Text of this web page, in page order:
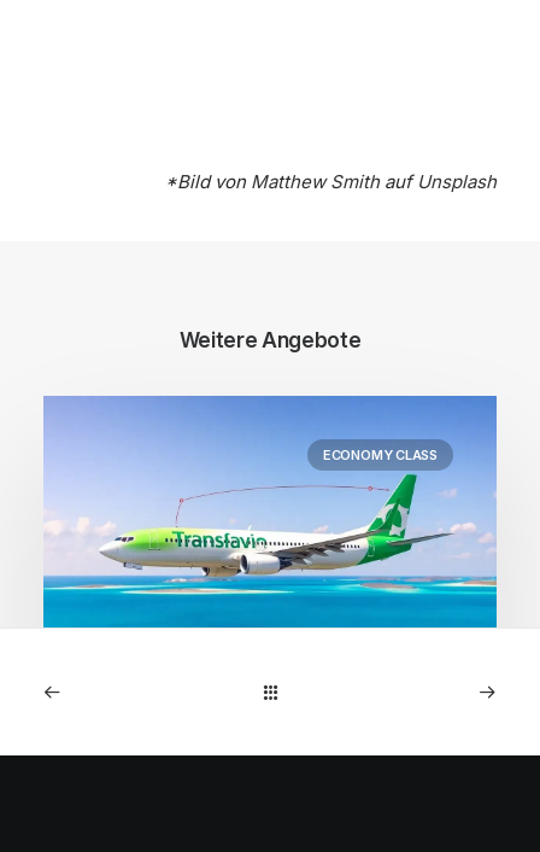
*Bild von Matthew Smithauf Unsplash
Weitere Angebote
ECONOMY CLASS
1. Mai 2026